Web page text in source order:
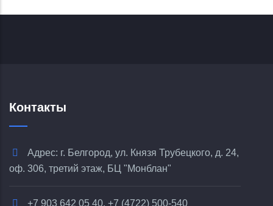
Контакты
Адрес: г. Белгород, ул. Князя Трубецкого, д. 24,
оф. 306, третий этаж, БЦ "Монблан"
+7 903 642 05 40, +7 (4722) 500-540